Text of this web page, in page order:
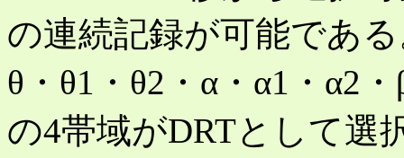
の連続記録が可能であ
θ・θ1・θ2・α・α1・α2
の4帯域がDRTとして選